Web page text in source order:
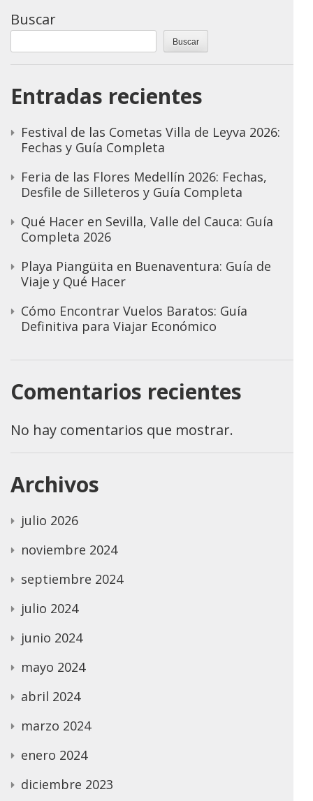
Buscar
Buscar
Entradas recientes
Festival de las Cometas Villa de Leyva 2026:
Fechas y Guía Completa
Feria de las Flores Medellín 2026: Fechas,
Desfile de Silleteros y Guía Completa
Qué Hacer en Sevilla, Valle del Cauca: Guía
Completa 2026
Playa Piangüita en Buenaventura: Guía de
Viaje y Qué Hacer
Cómo Encontrar Vuelos Baratos: Guía
Definitiva para Viajar Económico
Comentarios recientes
No hay comentarios que mostrar.
Archivos
julio 2026
noviembre 2024
septiembre 2024
julio 2024
junio 2024
mayo 2024
abril 2024
marzo 2024
enero 2024
diciembre 2023